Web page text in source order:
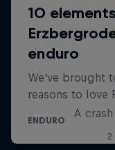
A
2